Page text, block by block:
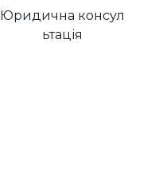
Юридична консул
ьтація